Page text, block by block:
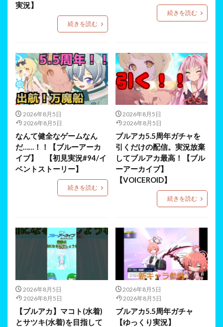
実況】
続きを読む
続きを読む
2026年8月5日
2026年8月5日
なんて健全なゲームなん
だ……！！【ブルーアーカ
イブ】 【初見実況#94/イ
ベントストーリー】
続きを読む
2026年8月5日
2026年8月5日
ブルアカ5.5周年ガチャを
引くだけの配信。実況放棄
してブルアカ最高！【ブル
ーアーカイブ】
【VOICEROID】
続きを読む
2026年8月5日
2026年8月5日
【ブルアカ】マコト(水着)
とサツキ(水着)を目指して
2026年8月5日
2026年8月5日
ブルアカ5.5周年ガチャ
【ゆっくり実況】